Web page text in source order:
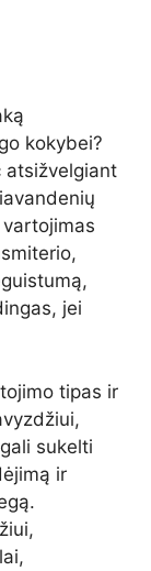
kokybei?
atsižvelgiant
jei
tipas ir
sukelti
ir